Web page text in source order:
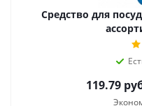
Средство для
119.79